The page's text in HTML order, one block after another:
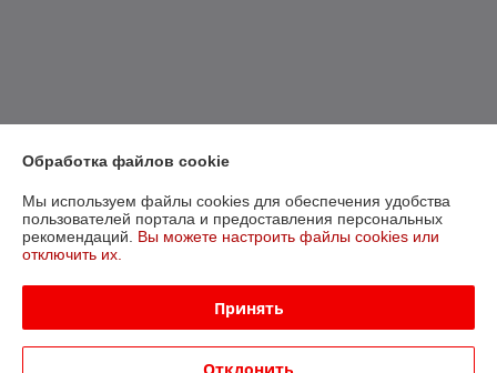
Обработка файлов cookie
Мы используем файлы cookies для обеспечения удобства
пользователей портала и предоставления персональных
рекомендаций. Вы можете настроить файлы cookies или
отключить их.
Принять
Отклонить